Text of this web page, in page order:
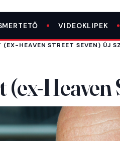
VIDEOKLIPEK
HEAVEN STREET SEVEN) ÚJ
Heaven